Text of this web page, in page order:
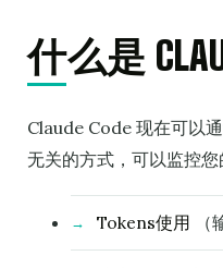
什么是
Claude Code 现在可以
无关的方式，可以监控您
Tokens使用 （